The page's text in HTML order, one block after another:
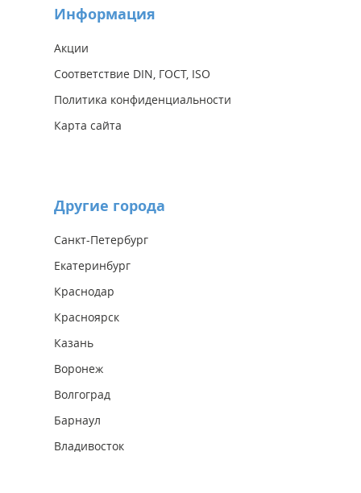
Информация
Акции
Соответствие DIN, ГОСТ, ISO
Политика конфиденциальности
Карта сайта
Другие города
Санкт-Петербург
Екатеринбург
Краснодар
Красноярск
Казань
Воронеж
Волгоград
Барнаул
Владивосток